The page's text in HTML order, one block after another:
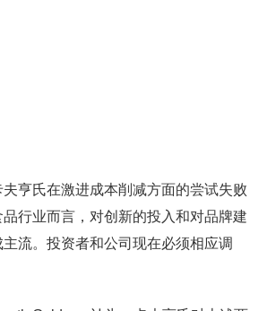
亨氏在激进成本削减方面的尝试失败
行业而言，对创新的投入和对品牌建
流。投资者和公司现在必须相应调